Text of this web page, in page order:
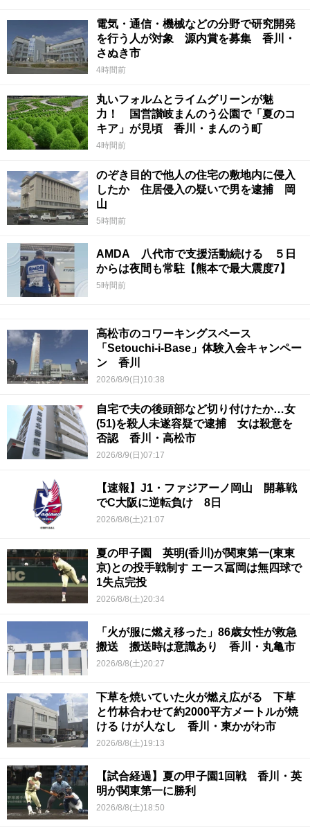
電気・通信・機械などの分野で研究開発
を行う人が対象 源内賞を募集 香川・
さぬき市
4時間前
丸いフォルムとライムグリーンが魅
力！ 国営讃岐まんのう公園で「夏のコ
キア」が見頃 香川・まんのう町
4時間前
のぞき目的で他人の住宅の敷地内に侵入
したか 住居侵入の疑いで男を逮捕 岡
山
5時間前
AMDA 八代市で支援活動続ける ５日
からは夜間も常駐【熊本で最大震度7】
5時間前
高松市のコワーキングスペース
「Setouchi-i-Base」体験入会キャンペー
ン 香川
2026/8/9(日)10:38
自宅で夫の後頭部など切り付けたか…女
(51)を殺人未遂容疑で逮捕 女は殺意を
否認 香川・高松市
2026/8/9(日)07:17
【速報】J1・ファジアーノ岡山 開幕戦
でC大阪に逆転負け 8日
2026/8/8(土)21:07
夏の甲子園 英明(香川)が関東第一(東東
京)との投手戦制す エース冨岡は無四球で
1失点完投
2026/8/8(土)20:34
「火が服に燃え移った」86歳女性が救急
搬送 搬送時は意識あり 香川・丸亀市
2026/8/8(土)20:27
下草を焼いていた火が燃え広がる 下草
と竹林合わせて約2000平方メートルが焼
ける けが人なし 香川・東かがわ市
2026/8/8(土)19:13
【試合経過】夏の甲子園1回戦 香川・英
明が関東第一に勝利
2026/8/8(土)18:50